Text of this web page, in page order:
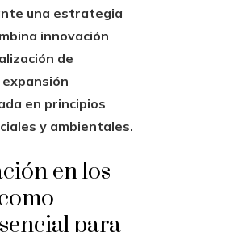
una estrategia
innovación
de
en principios
y ambientales.
en los
para